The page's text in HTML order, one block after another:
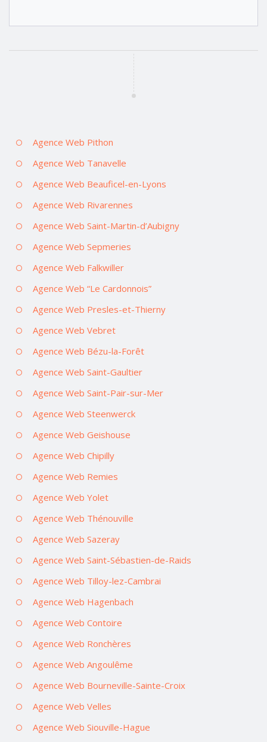
Agence Web Pithon
Agence Web Tanavelle
Agence Web Beauficel-en-Lyons
Agence Web Rivarennes
Agence Web Saint-Martin-d’Aubigny
Agence Web Sepmeries
Agence Web Falkwiller
Agence Web “Le Cardonnois”
Agence Web Presles-et-Thierny
Agence Web Vebret
Agence Web Bézu-la-Forêt
Agence Web Saint-Gaultier
Agence Web Saint-Pair-sur-Mer
Agence Web Steenwerck
Agence Web Geishouse
Agence Web Chipilly
Agence Web Remies
Agence Web Yolet
Agence Web Thénouville
Agence Web Sazeray
Agence Web Saint-Sébastien-de-Raids
Agence Web Tilloy-lez-Cambrai
Agence Web Hagenbach
Agence Web Contoire
Agence Web Ronchères
Agence Web Angoulême
Agence Web Bourneville-Sainte-Croix
Agence Web Velles
Agence Web Siouville-Hague